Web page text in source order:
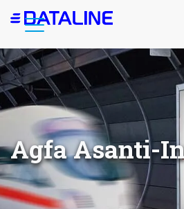
Direkt
zum
Agfa Asanti-